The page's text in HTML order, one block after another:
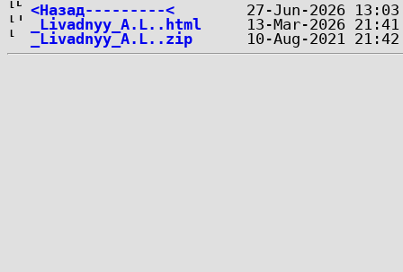
<Назад---------<
_Livadnyy_A.L..html
_Livadnyy_A.L..zip